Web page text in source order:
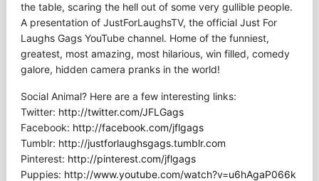
the table, scaring the hell out of some very gullible people.
A presentation of JustForLaughsTV, the official Just For
Laughs Gags YouTube channel. Home of the funniest,
greatest, most amazing, most hilarious, win filled, comedy
galore, hidden camera pranks in the world!
Social Animal? Here are a few interesting links:
Twitter: http://twitter.com/JFLGags
Facebook: http://facebook.com/jflgags
Tumblr: http://justforlaughsgags.tumblr.com
Pinterest: http://pinterest.com/jflgags
Puppies: http://www.youtube.com/watch?v=u6hAgaP066k